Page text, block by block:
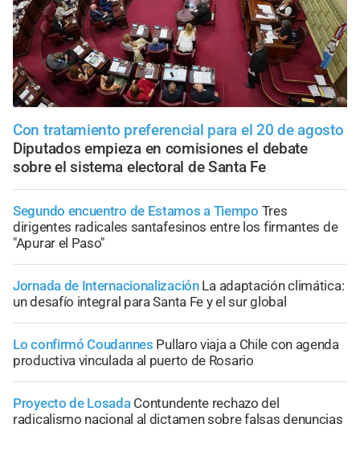
Con tratamiento preferencial para el 20 de agosto
Diputados empieza en comisiones el debate
sobre el sistema electoral de Santa Fe
Segundo encuentro de Estamos a Tiempo Tres
dirigentes radicales santafesinos entre los firmantes de
"Apurar el Paso"
Jornada de Internacionalización La adaptación climática:
un desafío integral para Santa Fe y el sur global
Lo confirmó Coudannes Pullaro viaja a Chile con agenda
productiva vinculada al puerto de Rosario
Proyecto de Losada Contundente rechazo del
radicalismo nacional al dictamen sobre falsas denuncias